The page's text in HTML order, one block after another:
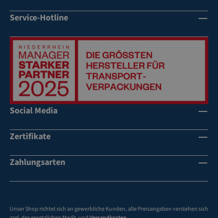
sh
de
r
sh
de
Service-Hotline
Social Media
Zertifikate
Zahlungsarten
Unser Shop richtet sich an gewerbliche Kunden, alle Preisangaben verstehen sich